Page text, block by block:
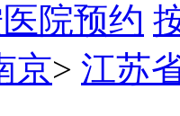
院预约
京> 江苏